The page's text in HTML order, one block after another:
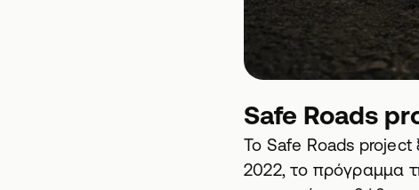
Safe Roads
Το Safe Roads project
2022, το πρόγραμμα